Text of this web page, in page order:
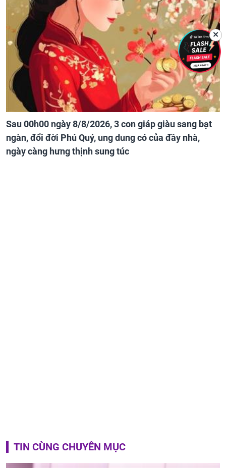
Sau 00h00 ngày 8/8/2026, 3 con giáp giàu sang bạt
ngàn, đổi đời Phú Quý, ung dung có của đầy nhà,
ngày càng hưng thịnh sung túc
TIN CÙNG CHUYÊN MỤC
✕